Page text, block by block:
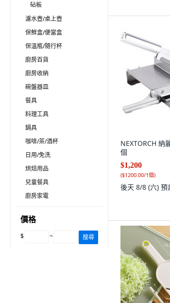
砧板
濾水壺/桌上壺
保鮮盒/便當盒
保溫瓶/隨行杯
廚房百貨
廚房收納
碗盤器皿
餐具
料理工具
鍋具
咖啡/茶/酒杯
日用/免洗
烘焙用品
兒童餐具
廚房家電
價格
$ ~ 搜尋
NEXTORCH 納
個
$1,200
($1200.00/1個)
後天 8/8 (六) 預